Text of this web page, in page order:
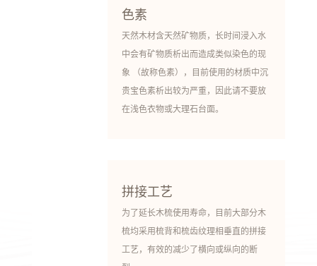
色素
天然木材含天然矿物质，长时间浸入水
中会有矿物质析出而造成类似染色的现
象 （故称色素），目前使用的材质中沉
贵宝色素析出较为严重，因此请不要放
在浅色衣物或大理石台面。
拼接工艺
为了延长木梳使用寿命，目前大部分木
梳均采用梳背和梳齿纹理相垂直的拼接
工艺，有效的减少了横向或纵向的断